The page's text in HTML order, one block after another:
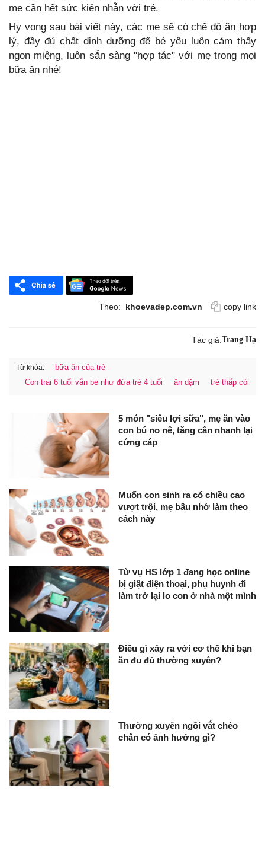
mẹ cần hết sức kiên nhẫn với trẻ.
Hy vọng sau bài viết này, các mẹ sẽ có chế độ ăn hợp
lý, đầy đủ chất dinh dưỡng để bé yêu luôn cảm thấy
ngon miệng, luôn sẵn sàng "hợp tác" với mẹ trong mọi
bữa ăn nhé!
Theo: khoevadep.com.vn copy link
Tác giả:Trang Hạ
Từ khóa:
bữa ăn của trẻ
Con trai 6 tuổi vẫn bé như đứa trẻ 4 tuổi
ăn dặm trẻ thấp còi
5 món "siêu lợi sữa", mẹ ăn vào
con bú no nê, tăng cân nhanh lại
cứng cáp
Muốn con sinh ra có chiều cao
vượt trội, mẹ bầu nhớ làm theo
cách này
Từ vụ HS lớp 1 đang học online
bị giật điện thoại, phụ huynh đi
làm trở lại lo con ở nhà một mình
Điều gì xảy ra với cơ thể khi bạn
ăn đu đủ thường xuyên?
Thường xuyên ngồi vắt chéo
chân có ảnh hưởng gì?